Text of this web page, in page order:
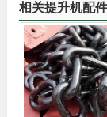
相关提升机配